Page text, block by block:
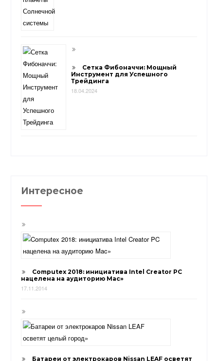
Сетка Фибоначчи: Мощный
Инструмент для Успешного
Трейдинга
18.04.2024
Интересное
Computex 2018: инициатива Intel Creator PC
нацелена на аудиторию Mac»
17.11.2014
Батареи от электрокаров Nissan LEAF осветят